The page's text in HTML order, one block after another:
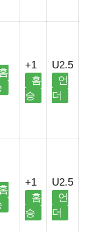
+1
홈
승
U2.5
언
더
+1
홈
승
U2.5
언
더